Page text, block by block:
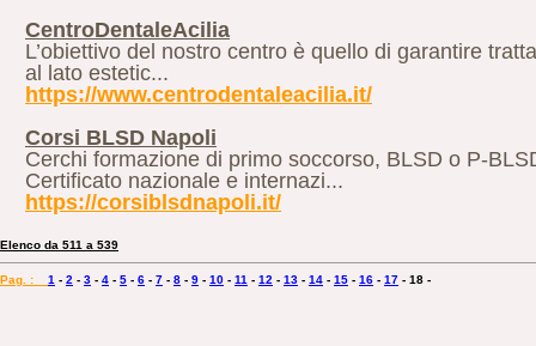
CentroDentaleAcilia
L’obiettivo del nostro centro è quello di garantire
al lato estetic...
https://www.centrodentaleacilia.it/
Corsi BLSD Napoli
Cerchi formazione di primo soccorso, BLSD o P-
Certificato nazionale e internazi...
https://corsiblsdnapoli.it/
Elenco da 511 a 539
Pag. : 1 - 2 - 3 - 4 - 5 - 6 - 7 - 8 - 9 - 10 - 11 - 12 - 13 - 14 - 15 - 16 - 17 - 18 -